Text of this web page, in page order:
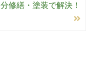
分修繕・塗装で解決！